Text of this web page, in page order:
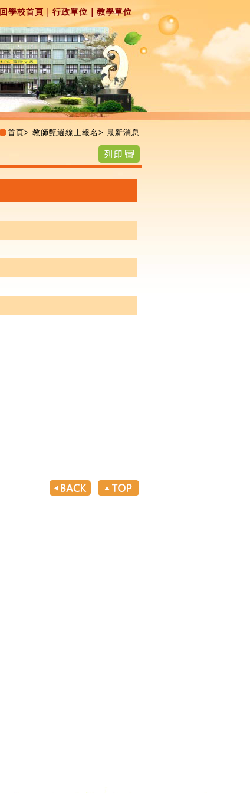
回學校首頁 ｜行政單位 教學單位
首頁> 教師甄選線上報名 > 最新消息